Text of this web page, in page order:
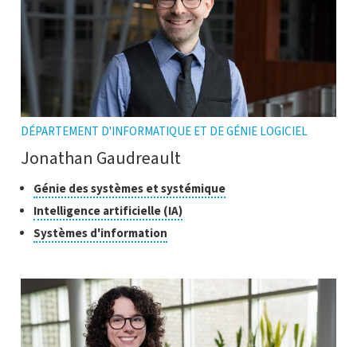
DÉPARTEMENT D'INFORMATIQUE ET DE GÉNIE LOGICIEL
Jonathan Gaudreault
Classes
de
recherche
Génie des systèmes et systémiqueCliquer
Intelligence artificielle (IA)Cliquer
Systèmes d'information
l'infobulle